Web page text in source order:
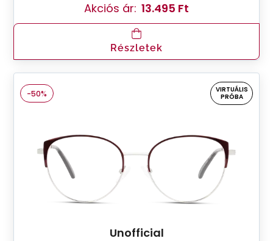
Akciós ár: 13.495 Ft
Részletek
-50%
VIRTUÁLIS
PRÓBA
Unofficial